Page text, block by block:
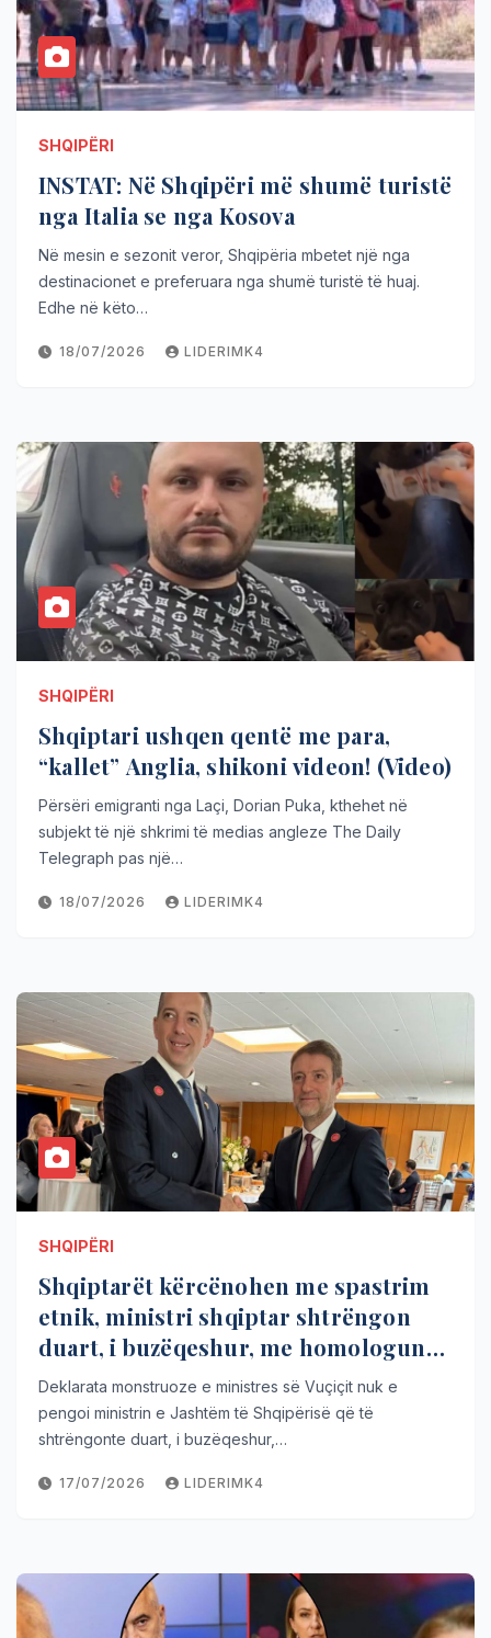
SHQIPËRI
INSTAT: Në Shqipëri më shumë turistë
nga Italia se nga Kosova
Në mesin e sezonit veror, Shqipëria mbetet një nga
destinacionet e preferuara nga shumë turistë të huaj.
Edhe në këto…
18/07/2026 LIDERIMK4
SHQIPËRI
Shqiptari ushqen qentë me para,
“kallet” Anglia, shikoni videon! (Video)
Përsëri emigranti nga Laçi, Dorian Puka, kthehet në
subjekt të një shkrimi të medias angleze The Daily
Telegraph pas një…
18/07/2026 LIDERIMK4
SHQIPËRI
Shqiptarët kërcënohen me spastrim
etnik, ministri shqiptar shtrëngon
duart, i buzëqeshur, me homologun
serb
Deklarata monstruoze e ministres së Vuçiçit nuk e
pengoi ministrin e Jashtëm të Shqipërisë që të
shtrëngonte duart, i buzëqeshur,…
17/07/2026 LIDERIMK4